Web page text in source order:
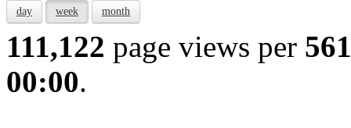
day week month
111,122 page views per 561
00:00.